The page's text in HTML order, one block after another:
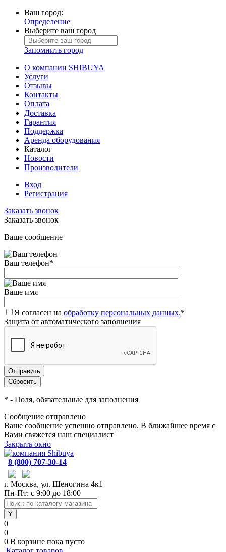
Ваш город:
Определение
Выберите ваш город
Запомнить город
О компании SHIBUYA
Услуги
Отзывы
Контакты
Оплата
Доставка
Гарантия
Поддержка
Аренда оборудования
Каталог
Новости
Производители
Вход
Регистрация
Заказать звонок
Заказать звонок
Ваше сообщение
Ваш телефон*
Ваше имя
Я согласен на обработку персональных данных.*
Защита от автоматического заполнения
* - Поля, обязательные для заполнения
Сообщение отправлено
Ваше сообщение успешно отправлено. В ближайшее время с
Вами свяжется наш специалист
Закрыть окно
8 (800) 707-30-14
г. Москва, ул. Шеногина 4к1
Пн-Пт: с 9:00 до 18:00
0
0
0 В корзине пока пусто